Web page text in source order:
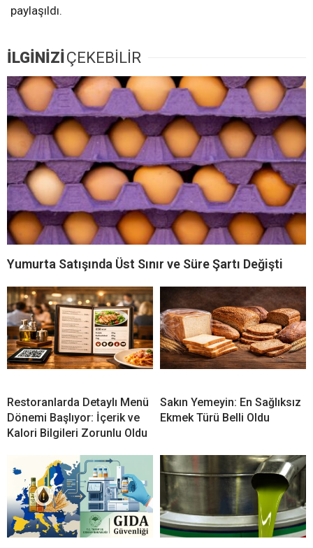
paylaşıldı.
İLGİNİZİ ÇEKEBİLİR
Yumurta Satışında Üst Sınır ve Süre Şartı Değişti
Restoranlarda Detaylı Menü
Dönemi Başlıyor: İçerik ve
Kalori Bilgileri Zorunlu Oldu
Sakın Yemeyin: En Sağlıksız
Ekmek Türü Belli Oldu